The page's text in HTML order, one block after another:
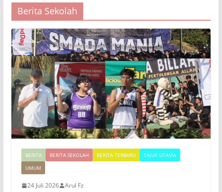
Berita Sekolah
BERITA BERITA SEKOLAH BERITA TERBARU
TAJUK UTAMA
UMUM
24 Juli 2026 Arul Fz